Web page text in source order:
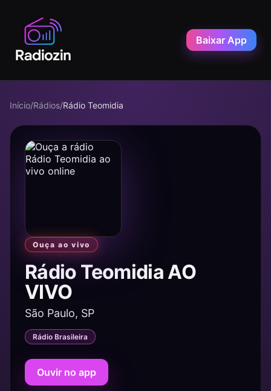
Baixar App
Início/Rádios/Rádio Teomidia
Ouça ao vivo
Rádio Teomidia AO
VIVO
São Paulo, SP
Rádio Brasileira
Ouvir no app